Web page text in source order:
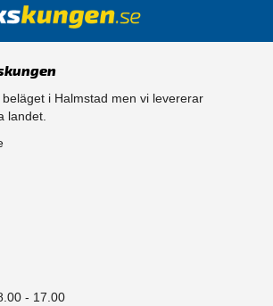
i Halmstad men vi levererar
landet.
- 17.00